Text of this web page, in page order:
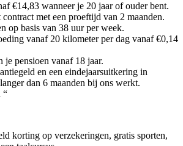
€14,83 wanneer je 20 jaar of ouder bent.
contract met een proeftijd van 2 maanden.
op basis van 38 uur per week.
vanaf 20 kilometer per dag vanaf €0,14
je pensioen vanaf 18 jaar.
en een eindejaarsuitkering in
dan 6 maanden bij ons werkt.
“
korting op verzekeringen, gratis sporten,